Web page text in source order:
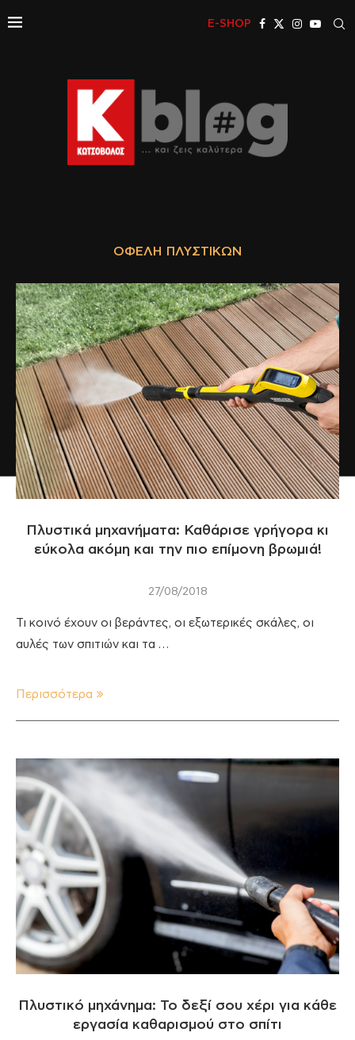
E-SHOP
ΟΦΈΛΗ ΠΛΥΣΤΙΚΏΝ
Πλυστικά μηχανήματα: Καθάρισε γρήγορα κι
εύκολα ακόμη και την πιο επίμονη βρωμιά!
27/08/2018
Τι κοινό έχουν οι βεράντες, οι εξωτερικές σκάλες, οι
αυλές των σπιτιών και τα …
Περισσότερα
Πλυστικό μηχάνημα: Το δεξί σου χέρι για κάθε
εργασία καθαρισμού στο σπίτι